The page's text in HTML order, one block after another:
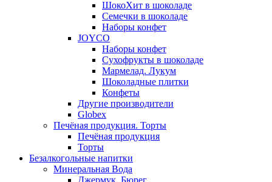
ШокоХит в шоколаде
Семечки в шоколаде
Наборы конфет
JOYCO
Наборы конфет
Сухофрукты в шоколаде
Мармелад. Лукум
Шоколадные плитки
Конфеты
Другие производители
Globex
Печёная продукция. Торты
Печёная продукция
Торты
Безалкогольные напитки
Минеральная Вода
Джермук. Бюрег